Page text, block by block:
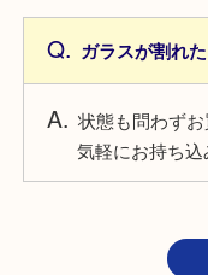
電池切れの
電池切れでも
みください！
自動巻きの